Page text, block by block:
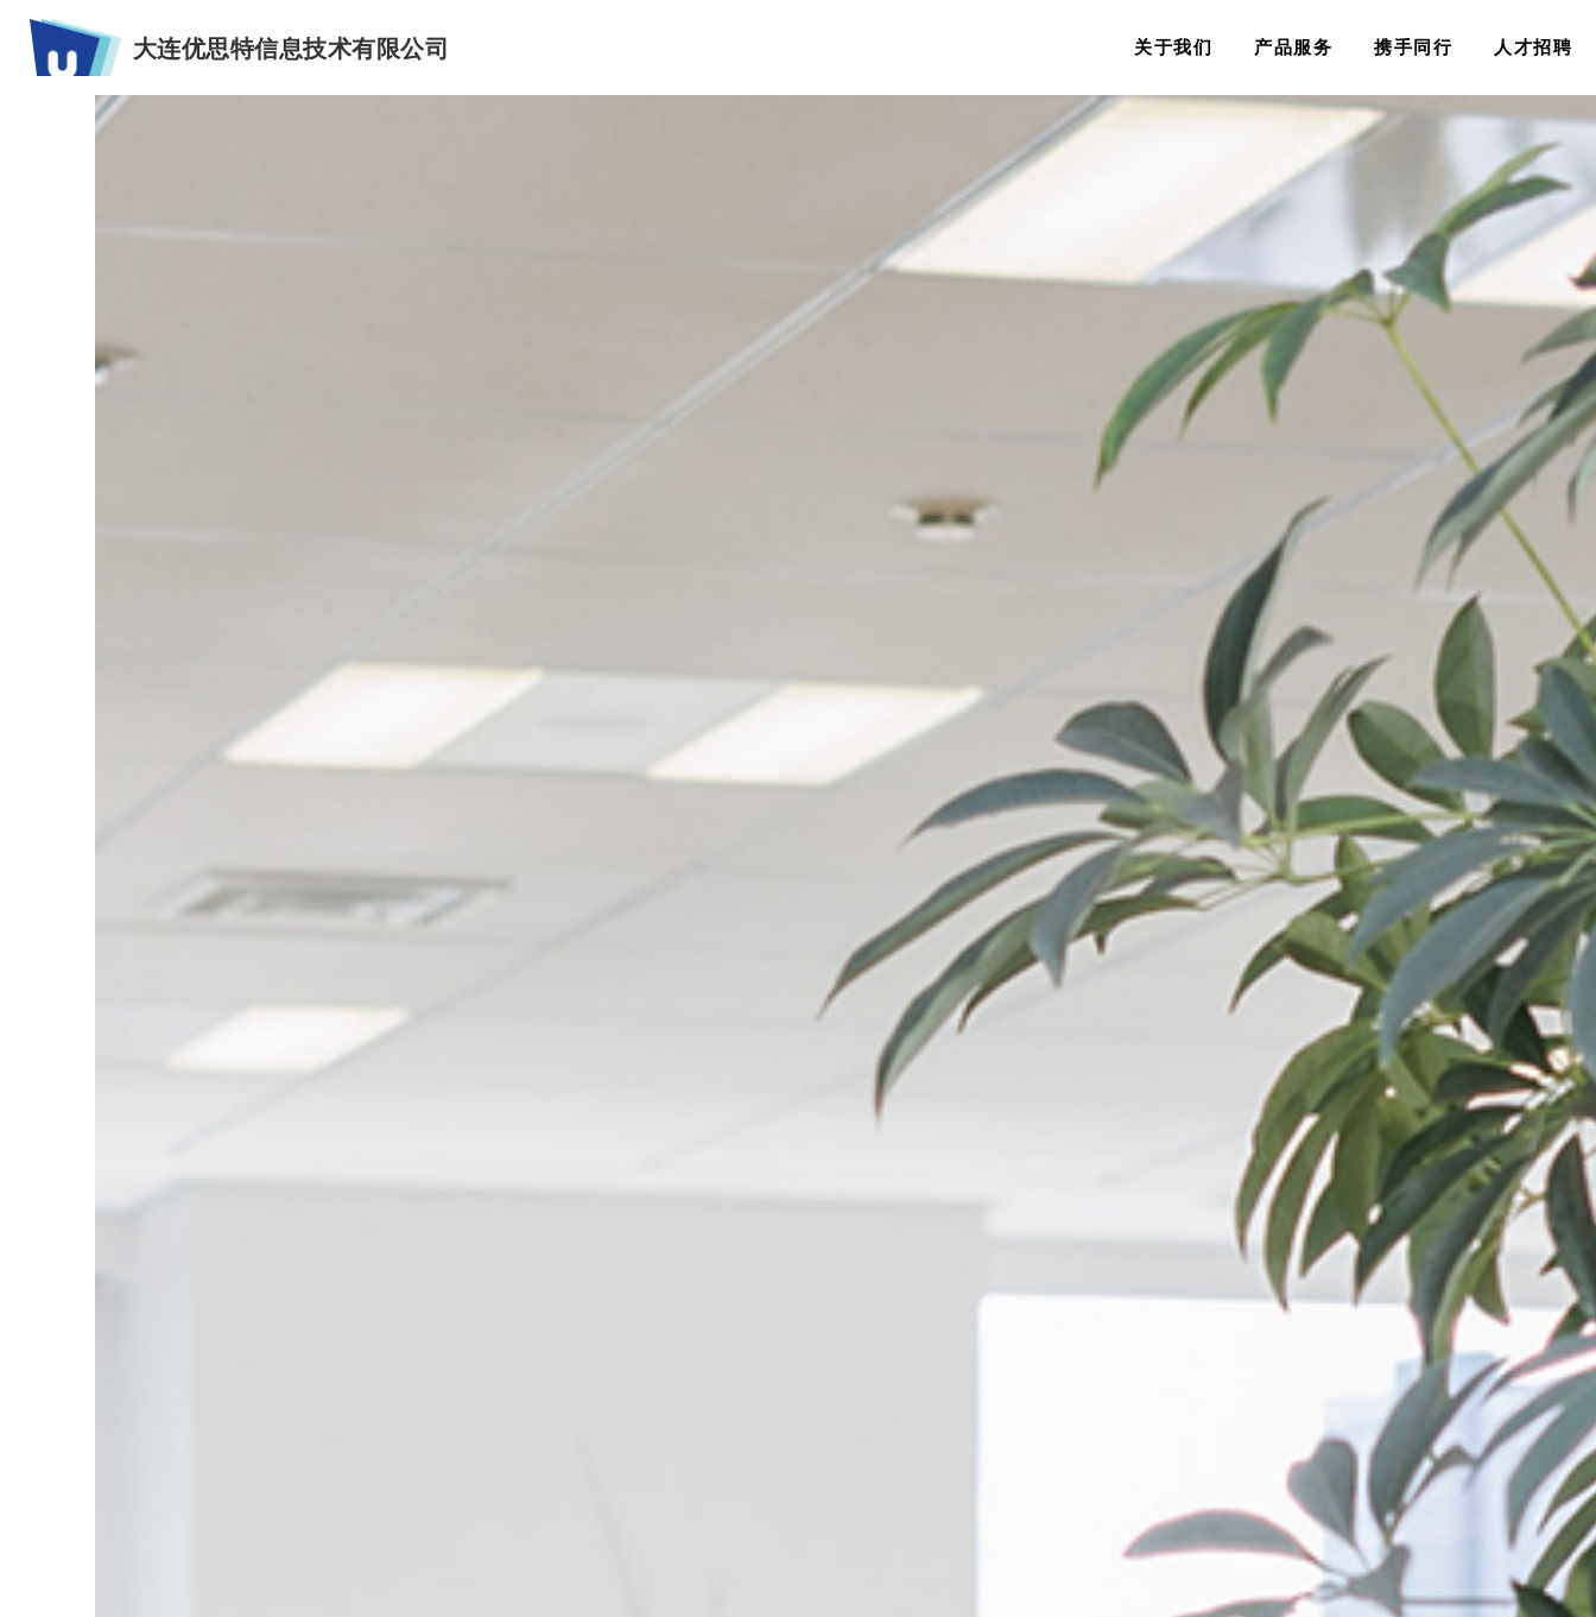
大连优思特信息技术有限公司 关于我们 产品服务 携手同行 人才招聘